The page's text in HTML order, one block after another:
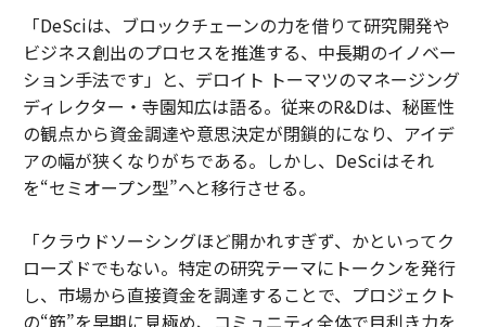
「DeSciは、ブロックチェーンの力を借りて研究開発や
ビジネス創出のプロセスを推進する、中長期のイノベー
ション手法です」と、デロイト トーマツのマネージング
ディレクター・寺園知広は語る。従来のR&Dは、秘匿性
の観点から資金調達や意思決定が閉鎖的になり、アイデ
アの幅が狭くなりがちである。しかし、DeSciはそれ
を“セミオープン型”へと移行させる。
「クラウドソーシングほど開かれすぎず、かといってク
ローズドでもない。特定の研究テーマにトークンを発行
し、市場から直接資金を調達することで、プロジェクト
の“筋”を早期に見極め、コミュニティ全体で目利き力を